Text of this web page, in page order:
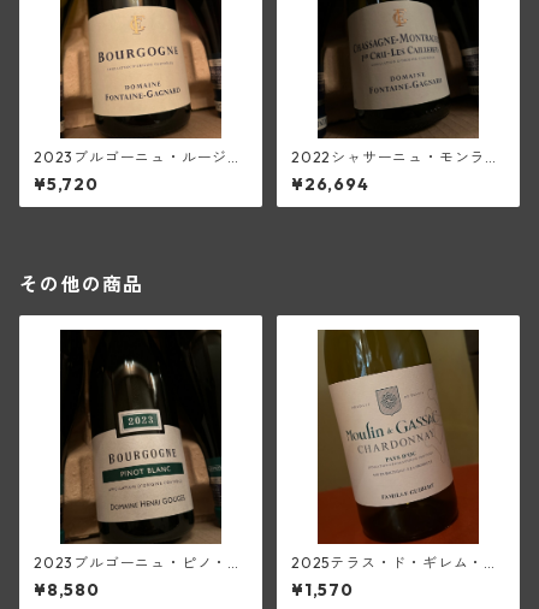
2023ブルゴーニュ・ルージュ
(フォンテーヌ・ガニャール)
¥5,720
2022シャサーニュ・モンラッ
シェ1級レ・カイユレ・ブラン
(フォンテーヌ・ガニャール)
¥26,694
その他の商品
2023ブルゴーニュ・ピノ・ブ
ラン(アンリ・グージュ)
¥8,580
2025テラス・ド・ギレム・シ
ャルドネ<ペイ・ドック>(ムー
ラン・ド・ガサック)
¥1,570